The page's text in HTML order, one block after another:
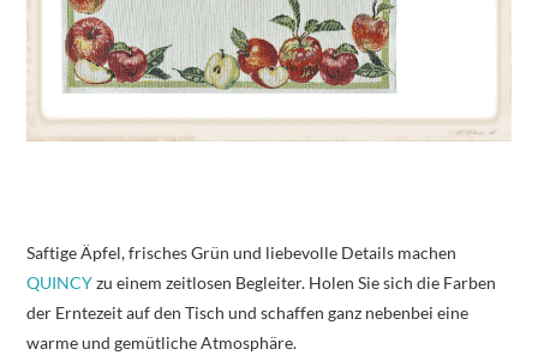
Saftige Äpfel, frisches Grün und liebevolle Details machen
QUINCYzu einem zeitlosen Begleiter. Holen Sie sich die Farben
der Erntezeit auf den Tisch und schaffen ganz nebenbei eine
warme und gemütliche Atmosphäre.